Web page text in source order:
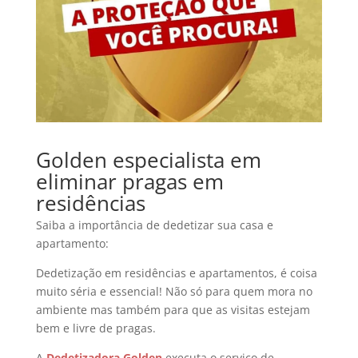
Golden especialista em
eliminar pragas em
residências
Saiba a importância de dedetizar sua casa e
apartamento:
Dedetização em residências e apartamentos, é coisa
muito séria e essencial! Não só para quem mora no
ambiente mas também para que as visitas estejam
bem e livre de pragas.